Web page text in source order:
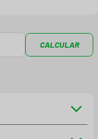
CALCULAR